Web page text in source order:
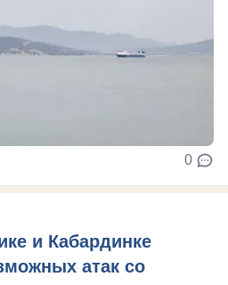
0
и Кабардинке
атак со